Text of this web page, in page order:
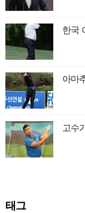
한국
아마
고수
태그